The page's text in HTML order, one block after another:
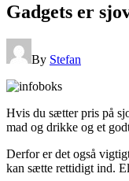
Gadgets er
By Stefan
Hvis du sætter pris på
mad og drikke og et
Derfor er det også
kan sætte rettidigt ind.